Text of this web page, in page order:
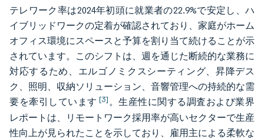
テレワーク率は2024年初頭に就業者の22.9%で安定し、ハ
イブリッドワークの定着が確認されており、家庭がホーム
オフィス環境にスペースと予算を割り当て続けることが示
されています。このシフトは、週を通じた断続的な業務に
対応するため、エルゴノミクスシーティング、昇降デス
ク、照明、収納ソリューション、音響管理への持続的な需
要を牽引しています[3]。生産性に関する調査および業界
レポートは、リモートワーク採用率が高いセクターで生産
性向上が見られたことを示しており、雇用主による柔軟な